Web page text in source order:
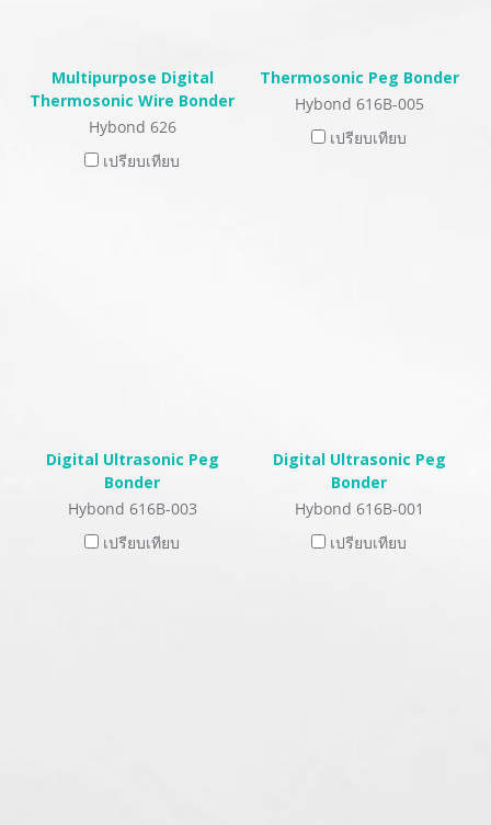
Multipurpose Digital
Thermosonic Wire Bonder
Hybond 626
เปรียบเทียบ
Thermosonic Peg Bonder
Hybond 616B-005
เปรียบเทียบ
Digital Ultrasonic Peg
Bonder
Hybond 616B-003
เปรียบเทียบ
Digital Ultrasonic Peg
Bonder
Hybond 616B-001
เปรียบเทียบ